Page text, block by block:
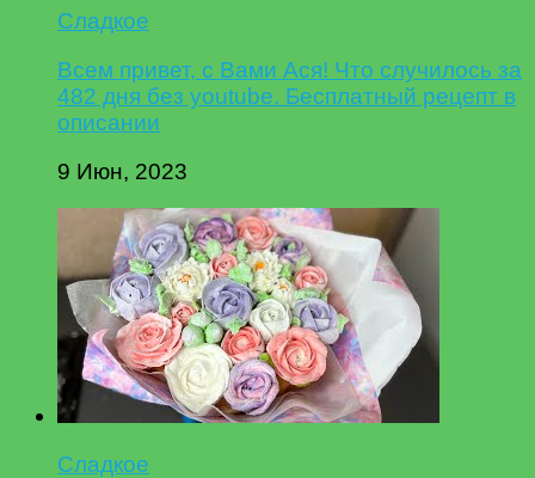
Сладкое
Всем привет, с Вами Ася! Что случилось за
482 дня без youtube. Бесплатный рецепт в
описании
9 Июн, 2023
Сладкое